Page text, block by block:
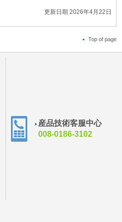
更新日期 2026年4月22日
Top of page
産品技術客服中心
008-0186-3102